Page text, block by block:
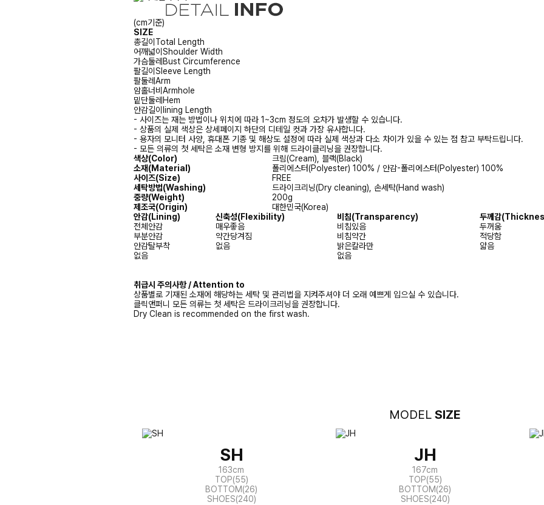
(cm기준)
SIZE
총길이 Total Length
어깨넓이 Shoulder Width
가슴둘레 Bust Circumference
팔길이 Sleeve Length
팔둘레Arm
암홀너비 Armhole
밑단둘레 Hem
안감길이 lining Length
- 사이즈는 재는 방법이나 위치에 따라 1~3cm 정도의 오차가 발생할 수 있습니다.
- 상품의 실제 색상은 상세페이지 하단의 디테일 컷과 가장 유사합니다.
- 용자의 모니터 사양, 휴대폰 기종 및 해상도 설정에 따라 실제 색상과 다소 차이가 있을 수 있는 점 참고 부탁드립니다.
- 모든 의류의 첫 세탁은 소재 변형 방지를 위해 드라이클리닝을 권장합니다.
색상(Color)
크림(Cream), 블랙(Black)
소재(Material)
폴리에스터(Polyester) 100% / 안감-폴리에스터(Polyester) 100%
사이즈(Size)
FREE
세탁방법(Washing)
드라이크리닝(Dry cleaning), 손세탁(Hand wash)
중량(Weight)
200g
제조국(Origin)
대한민국(Korea)
안감(Lining) 신축성(Flexibility) 비침(Transparency) 두께감
전체안감
매우좋음 비침있음 두꺼움
부분안감
약간당겨짐 비침약간 적당함
안감탈부착
없음 밝은칼라만 얇음
없음
없음
취급시 주의사항 / Attention to
상품별로 기재된 소재에 해당하는 세탁 및 관리법을 지켜주셔야 더 오래 예쁘게 입으실 수 있습니다.
클릭앤퍼니 모든 의류는 첫 세탁은 드라이크리닝을 권장합니다.
Dry Clean is recommended on the first wash.
MODEL SIZE
SH
163cm
TOP(55)
BOTTOM(26)
SHOES(240)
JH
167cm
TOP(55)
BOTTOM(26)
SHOES(240)